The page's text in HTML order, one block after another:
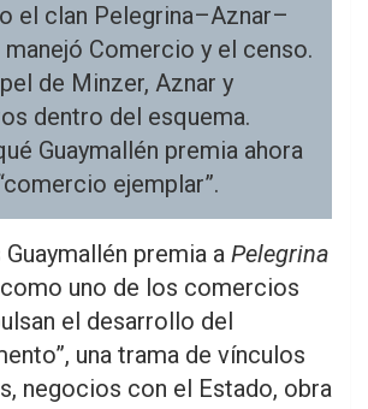
kel clan Pelegrina–Aznar–
Comercio y el censo.
de Minzer, Aznar y
dentro del esquema.
Guaymallén premia ahora
ejemplar”.
premia a Pelegrina
como uno de los comercios
el desarrollo del
una trama de vínculos
negocios con el Estado, obra